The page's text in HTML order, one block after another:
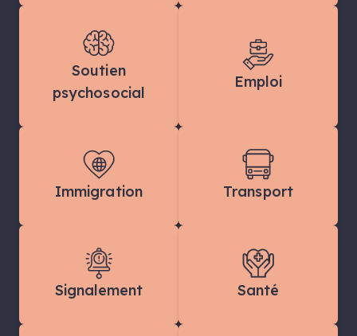
Soutien
psychosocial
Emploi
Immigration Transport
Signalement Santé